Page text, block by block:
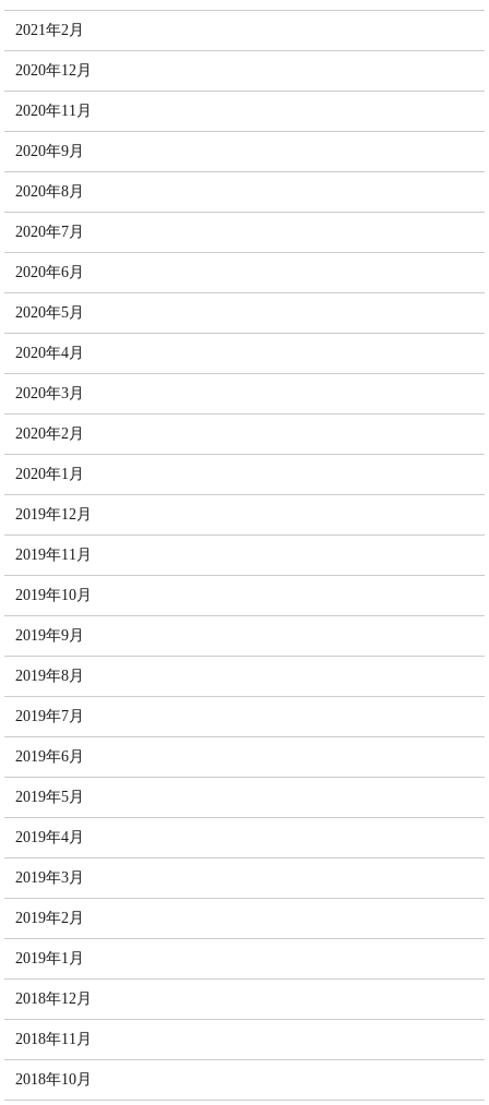
2021年2月
2020年12月
2020年11月
2020年9月
2020年8月
2020年7月
2020年6月
2020年5月
2020年4月
2020年3月
2020年2月
2020年1月
2019年12月
2019年11月
2019年10月
2019年9月
2019年8月
2019年7月
2019年6月
2019年5月
2019年4月
2019年3月
2019年2月
2019年1月
2018年12月
2018年11月
2018年10月